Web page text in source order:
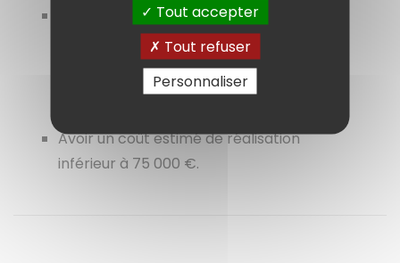
Ne pas entrer dans le cadre d’un
entretien normal et régulier de l’espace
public, ni d’un projet déjà réalisé, en
cours d’exécution ou d’étude
Avoir un coût estimé de réalisation
inférieur à 75 000 €.
Tout accepter
Tout refuser
Personnaliser